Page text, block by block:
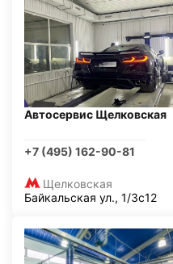
Автосервис Щелковская
+7 (495) 162-90-81
Щелковская
Байкальская ул., 1/3с12